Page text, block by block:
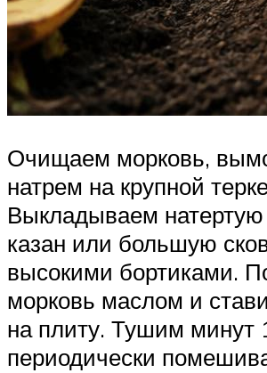
Очищаем морковь,
натрем на крупной
Выкладываем
казан или большую
высокими бортиками.
морковь маслом и
на плиту. Тушим минут
периодически